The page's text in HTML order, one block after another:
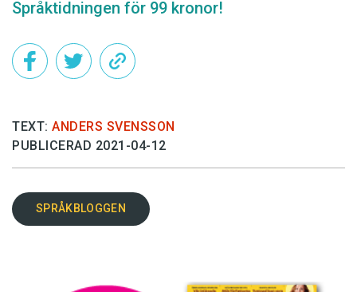
Språktidningen för 99 kronor!
TEXT: ANDERS SVENSSON
PUBLICERAD 2021-04-12
SPRÅKBLOGGEN